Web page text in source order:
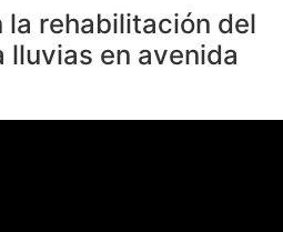
la rehabilitación del
lluvias en avenida